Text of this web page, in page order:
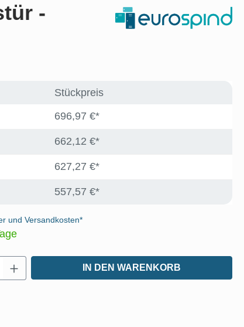
-
Stückpreis
696,97 €*
662,12 €*
627,27 €*
557,57 €*
und Versandkosten*
Gib den gewünschten Wert ein
IN DEN WARENKORB